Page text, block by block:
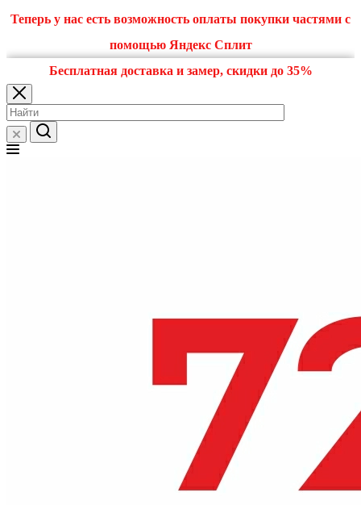
Теперь у нас есть возможность оплаты покупки частями с
помощью Яндекс Сплит
Бесплатная доставка и замер, скидки до 35%